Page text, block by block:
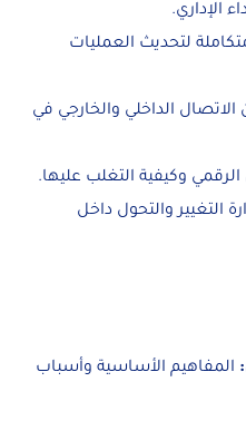
الإداري.
لتحديث العمليات
الداخلي والخارجي في
وكيفية التغلب عليها.
التغيير والتحول داخل
: المفاهيم الأساسية وأسباب